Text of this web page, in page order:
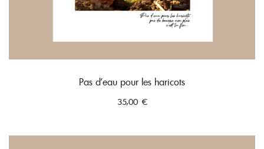
Pas d’eau pour les haricots
35,00 €